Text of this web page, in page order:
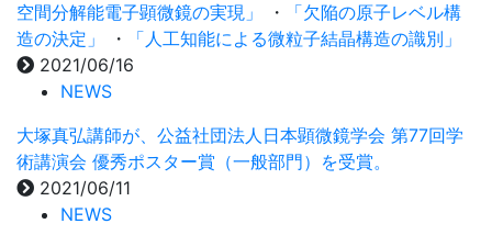
空間分解能電子顕微鏡の実現」
・
「欠陥の原子レベル構
造の決定」
・
「人工知能による微粒子結晶構造の識別」
2021/06/16
NEWS
大塚真弘講師が、公益社団法人日本顕微鏡学会 第77回学
術講演会 優秀ポスター賞（一般部門）を受賞。
2021/06/11
NEWS